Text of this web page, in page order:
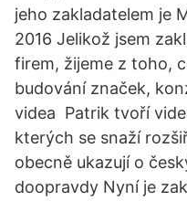
jeho zakladatelem je
2016 Jelikož jsem
firem, žijeme z toho,
budování značek,
videa Patrik tvoří
kterých se snaží
obecně ukazují o
doopravdy Nyní je